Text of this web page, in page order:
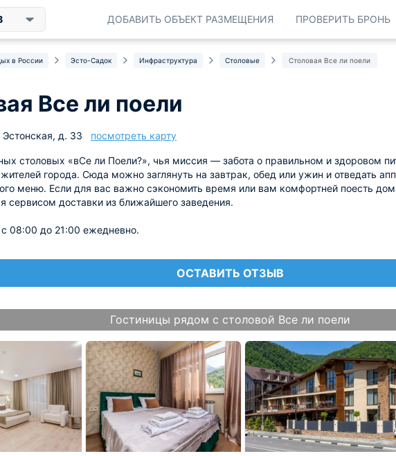
ПРОВЕРИТЬ БРОНЬ
ДОБАВИТЬ ОБЪЕКТ РАЗМЕЩЕНИЯ
в России Эсто-Садок Инфраструктура Столовые Столовая Все ли поели
Все ли поели
д. 33 посмотреть карту
столовых «вСе ли Поели?», чья миссия — забота о правильном и здоровом
жителей города. Сюда можно заглянуть на завтрак, обед или ужин и отведать
меню. Если для вас важно сэкономить время или вам комфортней поесть
сервисом доставки из ближайшего заведения.
08:00 до 21:00 ежедневно.
ОСТАВИТЬ ОТЗЫВ
Гостиницы рядом с столовой Все ли поели